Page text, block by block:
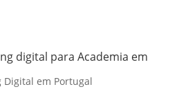
digital para Academia em
em Portugal